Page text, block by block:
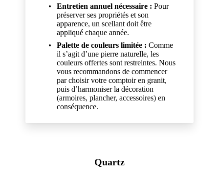
Entretien annuel nécessaire :Pour
préserver ses propriétés et son
apparence, un scellant doit être
appliqué chaque année.
Palette de couleurs limitée : Comme
il s’agit d’une pierre naturelle, les
couleurs offertes sont restreintes. Nous
vous recommandons de commencer
par choisir votre comptoir en granit,
puis d’harmoniser la décoration
(armoires, plancher, accessoires) en
conséquence.
Quartz